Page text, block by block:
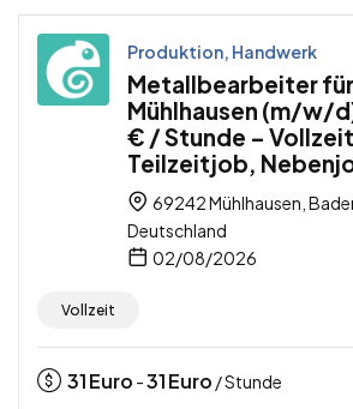
Produktion, Handwerk
Metallbearbeiter für
Mühlhausen (m/w/
€ / Stunde –
Teilzeitjob,
69242 Mühlhausen,
Deutschland
02/08/2026
Vollzeit
31Euro -31Euro / Stunde